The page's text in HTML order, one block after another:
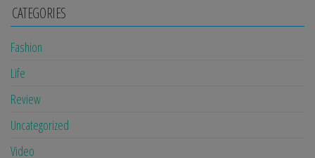
CATEGORIES
Fashion
Life
Review
Uncategorized
Video